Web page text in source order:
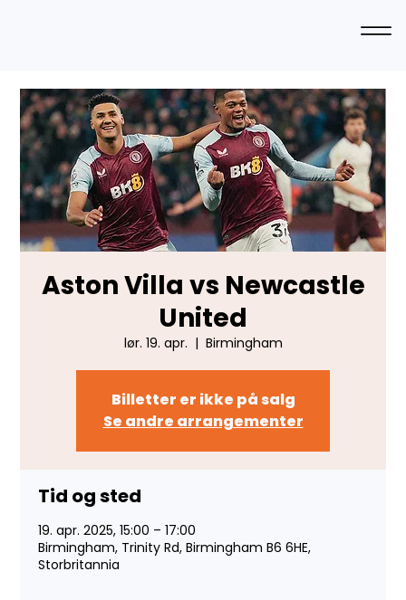
Aston Villa vs Newcastle
United
lør. 19. apr.
  |
Birmingham
Billetter er ikke på salg
Se andre arrangementer
Tid og sted
19. apr. 2025, 15:00 – 17:00
Birmingham, Trinity Rd, Birmingham B6 6HE,
Storbritannia